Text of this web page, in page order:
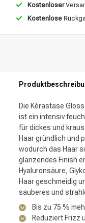
Kostenloser
Kostenlose
Die Kérastase
ist ein intensiv
für dickes und
Haar gründlich und
wodurch das Haar
glänzendes Finish
Hyaluronsäure,
Haar geschmeidig
sauberes und
Bis zu 75 %
Reduziert Frizz